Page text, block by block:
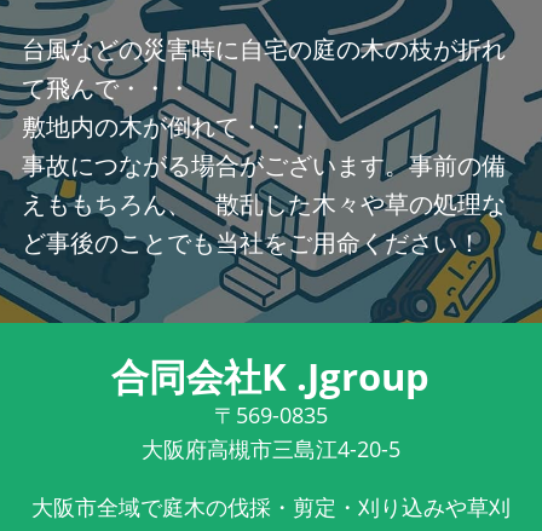
台風などの災害時に自宅の庭の木の枝が折れ
て飛んで・・・
敷地内の木が倒れて・・・
事故につながる場合がございます。事前の備
えももちろん、 散乱した木々や草の処理な
ど事後のことでも当社をご用命ください！
合同会社K .Jgroup
〒569-0835
大阪府高槻市三島江4-20-5
大阪市全域で庭木の伐採・剪定・刈り込みや草刈